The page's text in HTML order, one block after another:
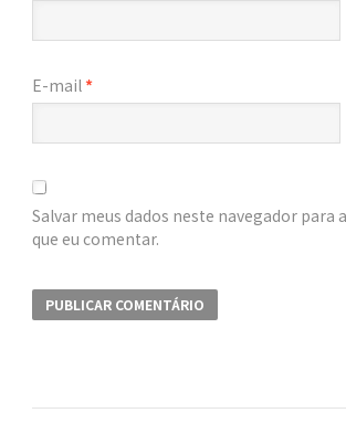
E-mail *
Salvar meus dados neste navegador para
que eu comentar.